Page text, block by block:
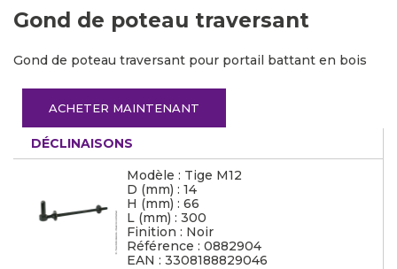
Gond de poteau traversant
Gond de poteau traversant pour portail battant en bois
ACHETER MAINTENANT
DÉCLINAISONS
Modèle : Tige M12
D (mm) : 14
H (mm) : 66
L (mm) : 300
Finition : Noir
Référence : 0882904
EAN : 3308188829046